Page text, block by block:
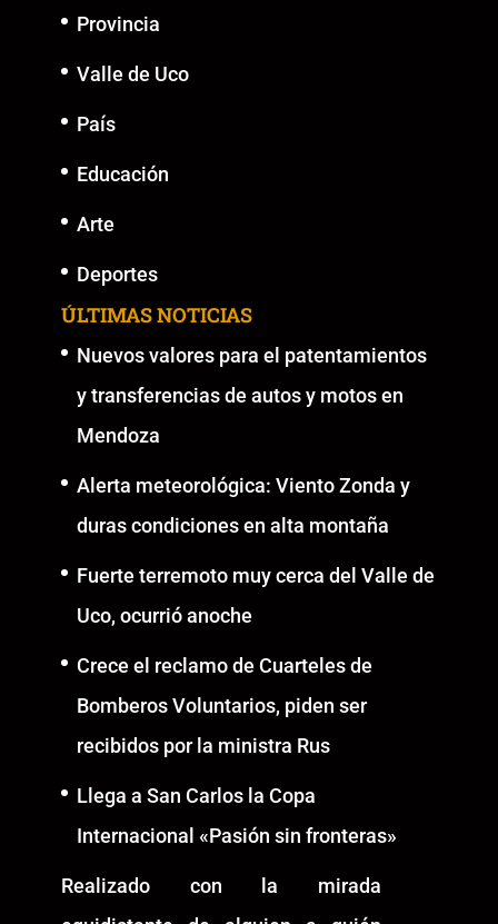
Provincia
Valle de Uco
País
Educación
Arte
Deportes
ÚLTIMAS NOTICIAS
Nuevos valores para el patentamientos
y transferencias de autos y motos en
Mendoza
Alerta meteorológica: Viento Zonda y
duras condiciones en alta montaña
Fuerte terremoto muy cerca del Valle de
Uco, ocurrió anoche
Crece el reclamo de Cuarteles de
Bomberos Voluntarios, piden ser
recibidos por la ministra Rus
Llega a San Carlos la Copa
Internacional «Pasión sin fronteras»
Realizado con la mirada